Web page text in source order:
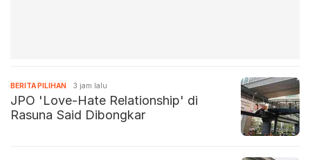
BERITA PILIHAN 3 jam lalu
JPO 'Love-Hate Relationship' di
Rasuna Said Dibongkar